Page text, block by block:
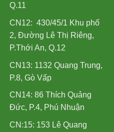
Q.11
CN12: 430/45/1 Khu phố
2, Đường Lê Thị Riêng,
P.Thới An, Q.12
CN13: 1132 Quang Trung,
P.8, Gò Vấp
CN14: 86 Thích Quảng
Đức, P.4, Phú Nhuận
CN:15: 153 Lê Quang